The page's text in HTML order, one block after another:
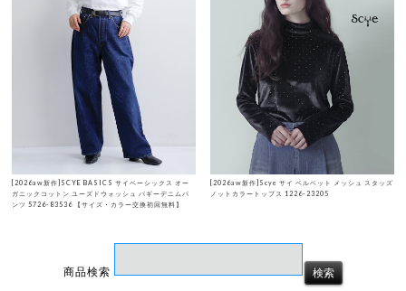
[2026aw新作]SCYE BASICS サイベーシックス オー
ガニックコットン ユーズドウォッシュ バギーデニムパ
ンツ 5726-83536 【サイズ・カラー交換初回無料】
[2026aw新作]Scye サイ ベルベット メッシュ スタッズ
ノットカラートップス 1226-23205
商品検索